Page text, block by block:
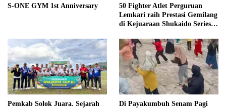
S-ONE GYM 1st Anniversary
50 Fighter Atlet Perguruan
Lemkari raih Prestasi Gemilang
di Kejuaraan Shukaido Series 1
Pemkab Solok Juara. Sejarah
Di Payakumbuh Senam Pagi